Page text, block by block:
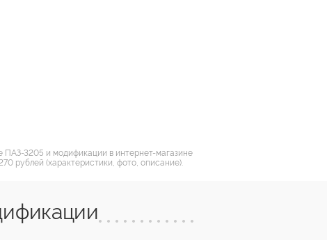
ПАЗ-3205 и модификации в интернет-магазине
рублей (характеристики, фото, описание).